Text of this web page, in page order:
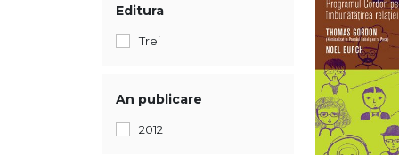
Editura
Trei
An publicare
2012